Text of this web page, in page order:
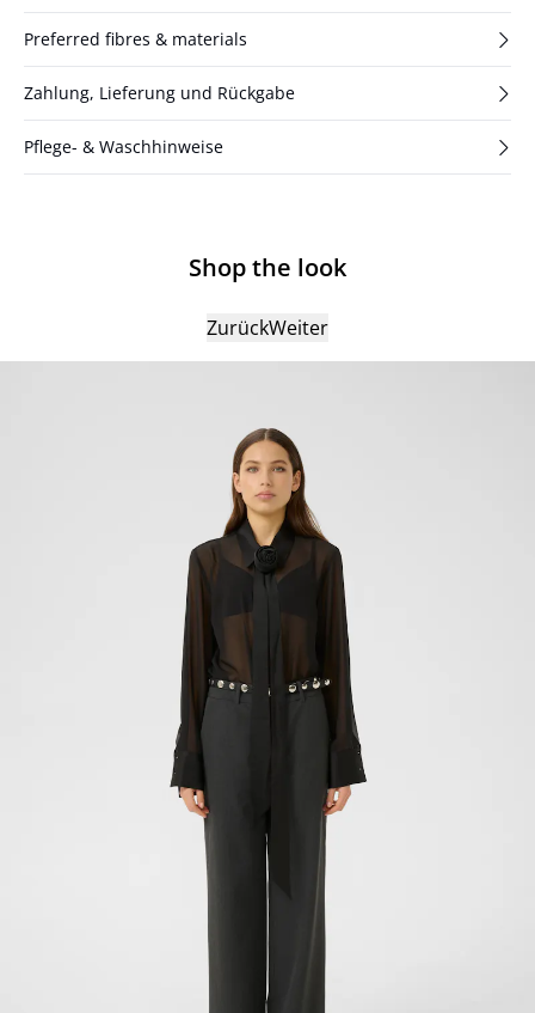
Preferred fibres & materials
Zahlung, Lieferung und Rückgabe
Pflege- & Waschhinweise
Shop the look
ZurückWeiter